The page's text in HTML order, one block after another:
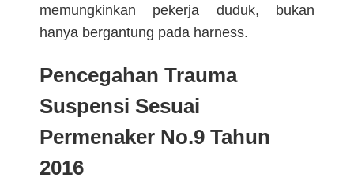
memungkinkan pekerja duduk, bukan
hanya bergantung pada harness.
Pencegahan Trauma
Suspensi Sesuai
Permenaker No.9 Tahun
2016